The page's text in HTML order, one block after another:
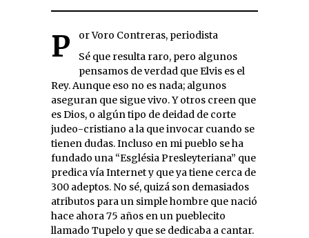
Por Voro Contreras, periodista
Sé que resulta raro, pero algunos
pensamos de verdad que Elvis es el
Rey. Aunque eso no es nada; algunos
aseguran que sigue vivo. Y otros creen que
es Dios, o algún tipo de deidad de corte
judeo-cristiano a la que invocar cuando se
tienen dudas. Incluso en mi pueblo se ha
fundado una “Església Presleyteriana” que
predica vía Internet y que ya tiene cerca de
300 adeptos. No sé, quizá son demasiados
atributos para un simple hombre que nació
hace ahora 75 años en un pueblecito
llamado Tupelo y que se dedicaba a cantar.